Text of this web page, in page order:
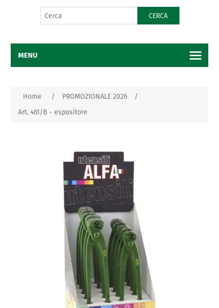
CERCA
MENU
Home / PROMOZIONALE 2026
/
Art. 461/B - espositore